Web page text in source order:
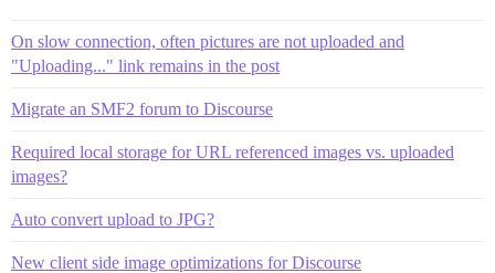
On slow connection, often pictures are not uploaded and
"Uploading..." link remains in the post
Migrate an SMF2 forum to Discourse
Required local storage for URL referenced images vs. uploaded
images?
Auto convert upload to JPG?
New client side image optimizations for Discourse